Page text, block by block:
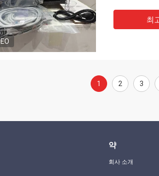
최
1 2 3
약
회사 소개